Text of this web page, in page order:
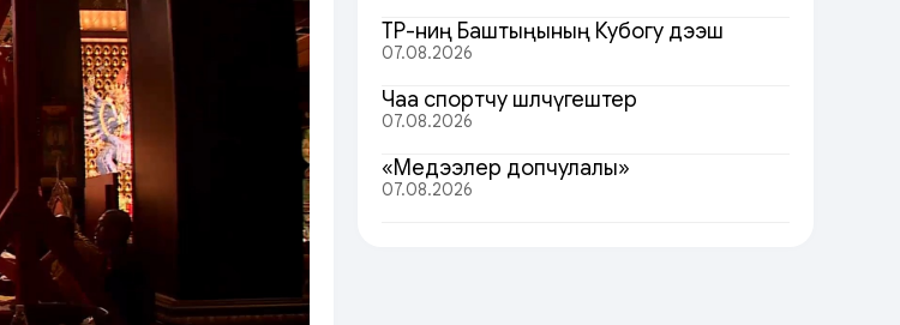
ТР-ниң Баштыңының Кубогу дээш
07.08.2026
Чаа спортчу шөлчүгештер
07.08.2026
«Медээлер допчулалы»
07.08.2026